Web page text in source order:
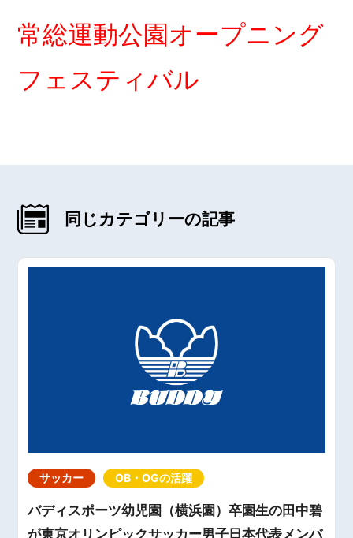
常総運動公園オープニング
フェスティバル
同じカテゴリーの記事
サッカー OB・OGの活躍
バディスポーツ幼児園（横浜園）卒園生の田中碧
が東京オリンピックサッカー男子日本代表メンバ